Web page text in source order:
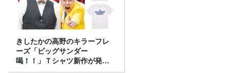
きしたかの高野のキラーフレ
ーズ「ビッグサンダー
喝！！」Ｔシャツ新作が発売
決定！